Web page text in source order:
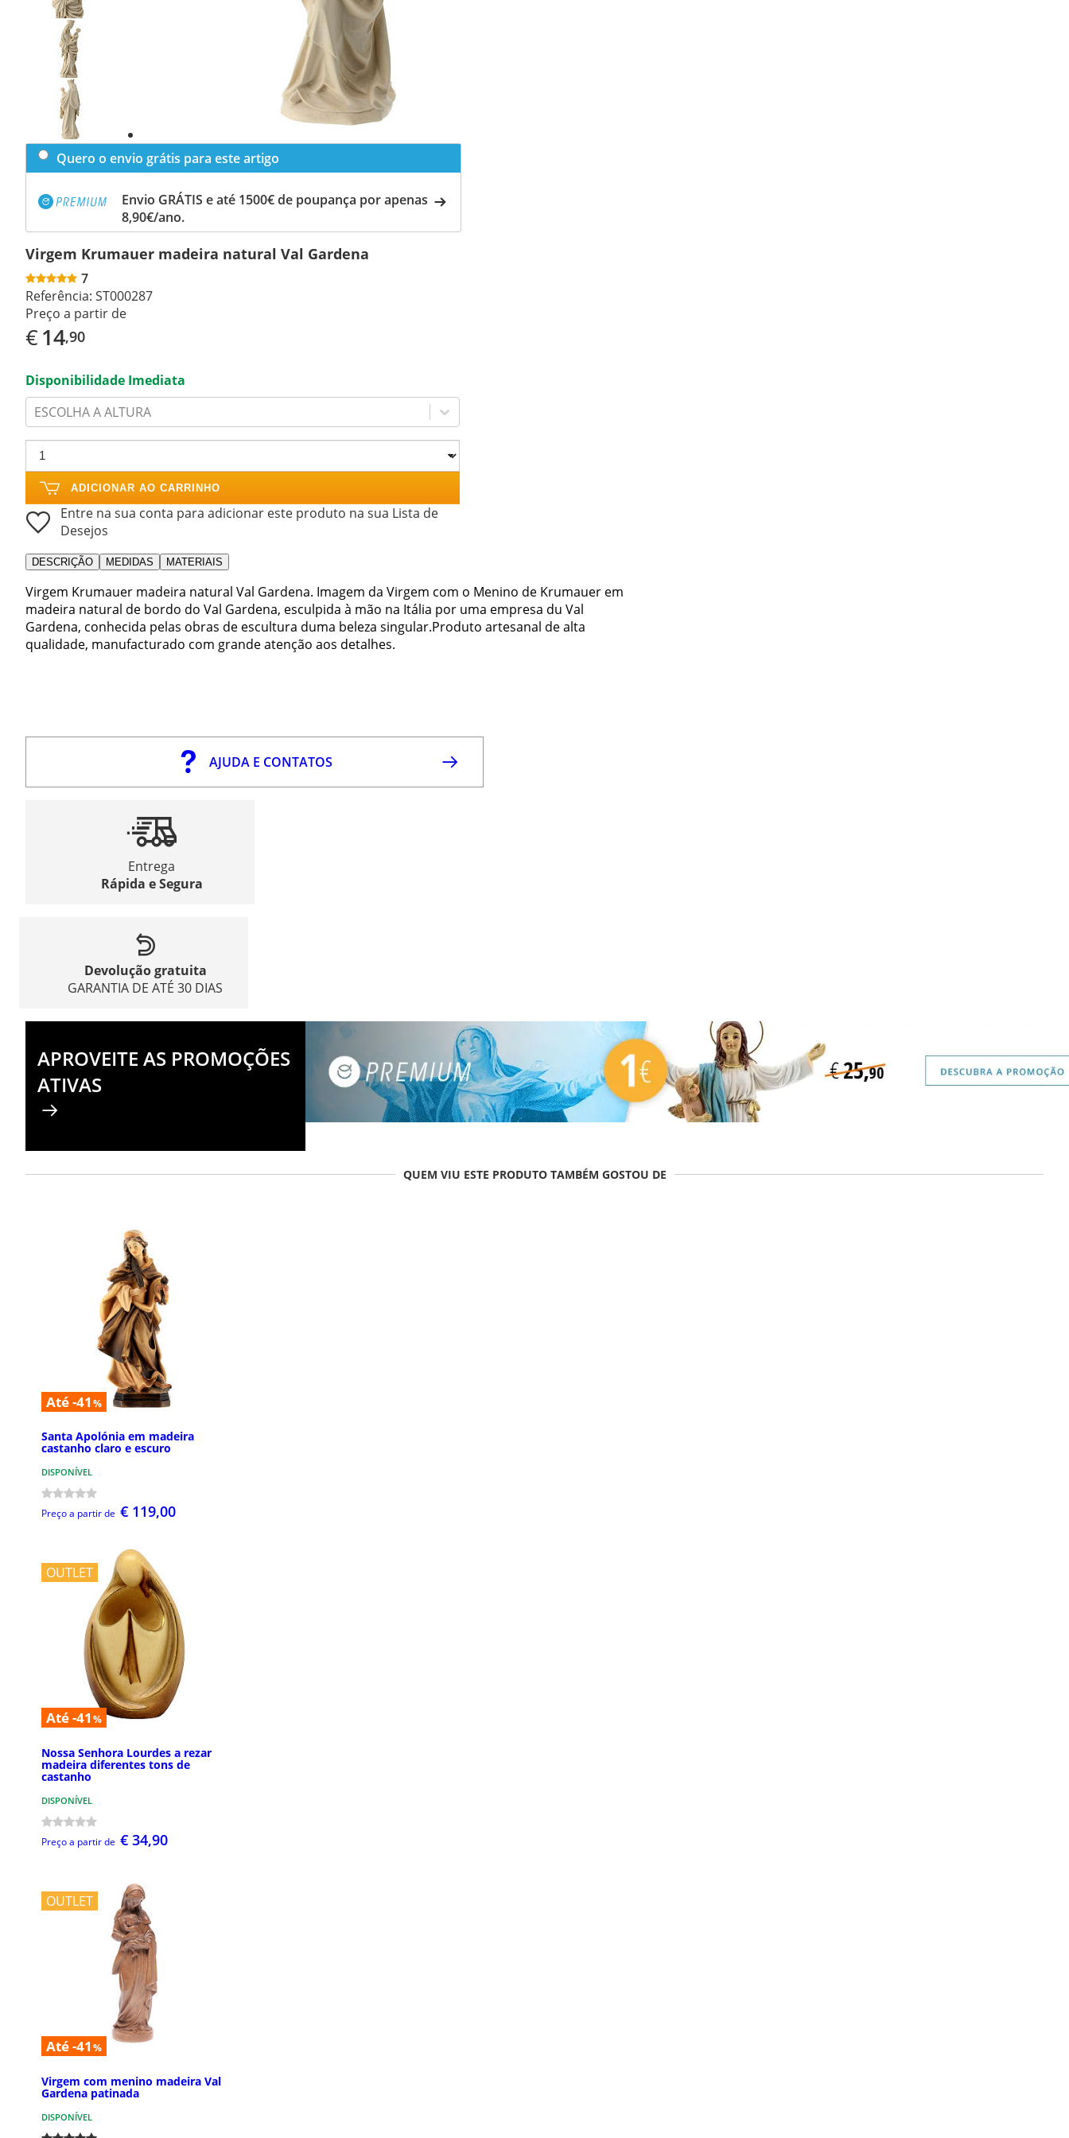
Previous
slide
Next
slide
Quero o envio grátis para este artigo
Envio GRÁTIS e até 1500€ de poupança por apenas
8,90€/ano.
Virgem Krumauer madeira natural Val Gardena
7
Referência: ST000287
Preço a partir de
€14,90
Disponibilidade Imediata
ESCOLHA A ALTURA
ADICIONAR AO CARRINHO
Entre na sua conta para adicionar este produto na sua Lista de
Desejos
DESCRIÇÃO MEDIDAS MATERIAIS
Virgem Krumauer madeira natural Val Gardena. Imagem da Virgem com o Menino de Krumauer em
madeira natural de bordo do Val Gardena, esculpida à mão na Itália por uma empresa du Val
Gardena, conhecida pelas obras de escultura duma beleza singular.Produto artesanal de alta
qualidade, manufacturado com grande atenção aos detalhes.
AJUDA E CONTATOS
Entrega
Rápida e Segura
Devolução gratuita
GARANTIA DE ATÉ 30 DIAS
APROVEITE AS PROMOÇÕES
ATIVAS
QUEM VIU ESTE PRODUTO TAMBÉM GOSTOU DE
Até -41 %
Santa Apolónia em madeira
castanho claro e escuro
DISPONÍVEL
Preço a partir de € 119,00
OUTLET
Até -41 %
Nossa Senhora Lourdes a rezar
madeira diferentes tons de
castanho
DISPONÍVEL
Preço a partir de € 34,90
OUTLET
Até -41 %
Virgem com menino madeira Val
Gardena patinada
DISPONÍVEL